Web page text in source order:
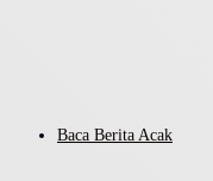
Baca Berita Acak